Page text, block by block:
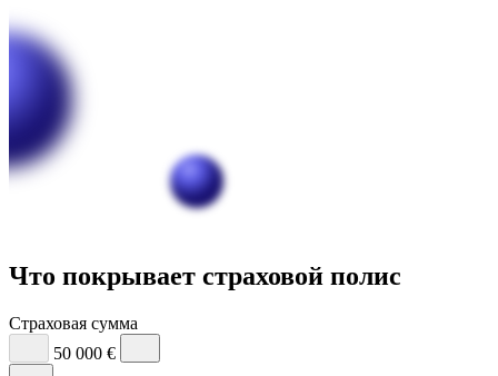
Что покрывает страховой полис
Страховая сумма
50 000 €